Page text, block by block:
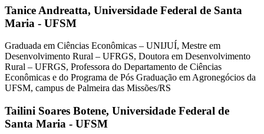
Tanice Andreatta, Universidade Federal de Santa
Maria - UFSM
Graduada em Ciências Econômicas – UNIJUÍ, Mestre em
Desenvolvimento Rural – UFRGS, Doutora em Desenvolvimento
Rural – UFRGS, Professora do Departamento de Ciências
Econômicas e do Programa de Pós Graduação em Agronegócios da
UFSM, campus de Palmeira das Missões/RS
Tailini Soares Botene, Universidade Federal de
Santa Maria - UFSM